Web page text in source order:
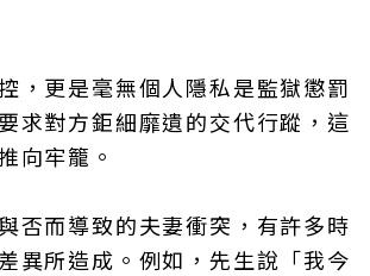
，更是毫無個人隱私是監獄懲罰
求對方鉅細靡遺的交代行蹤，這
向牢籠。
否而導致的夫妻衝突，有許多時
異所造成。例如，先生說「我今